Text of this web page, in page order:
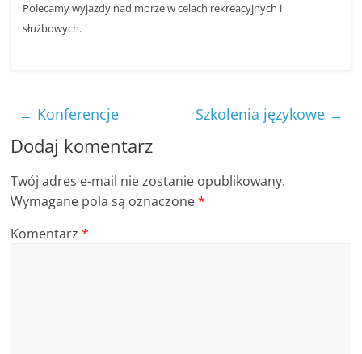
Polecamy wyjazdy nad morze w celach rekreacyjnych i
służbowych.
← Konferencje Szkolenia językowe →
Dodaj komentarz
Twój adres e-mail nie zostanie opublikowany.
Wymagane pola są oznaczone*
Komentarz*